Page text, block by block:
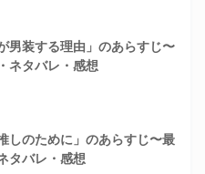
男装する理由」のあらすじ〜
ネタバレ・感想
しのために」のあらすじ〜最
タバレ・感想